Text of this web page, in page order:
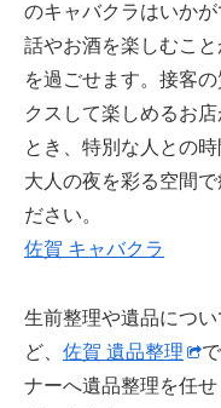
のキャバクラはいか
話やお酒を楽しむこ
を過ごせます。接客
クスして楽しめるお
とき、特別な人との
大人の夜を彩る空間
ださい。
佐賀 キャバクラ
生前整理や遺品につ
ど、 佐賀 遺品整理
ナーへ遺品整理を任